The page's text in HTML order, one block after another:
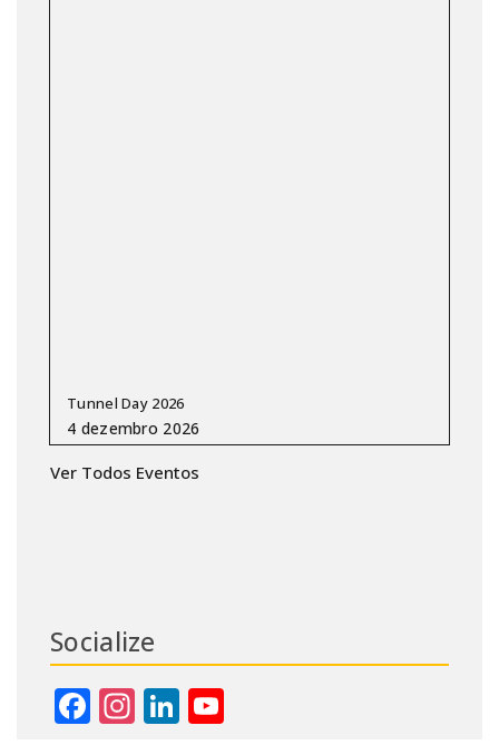
Tunnel Day 2026
Ver Todos Eventos
Socialize
Facebook
Instagram
LinkedIn